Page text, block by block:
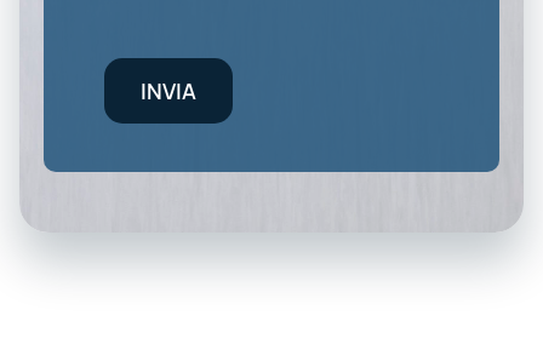
INVIA